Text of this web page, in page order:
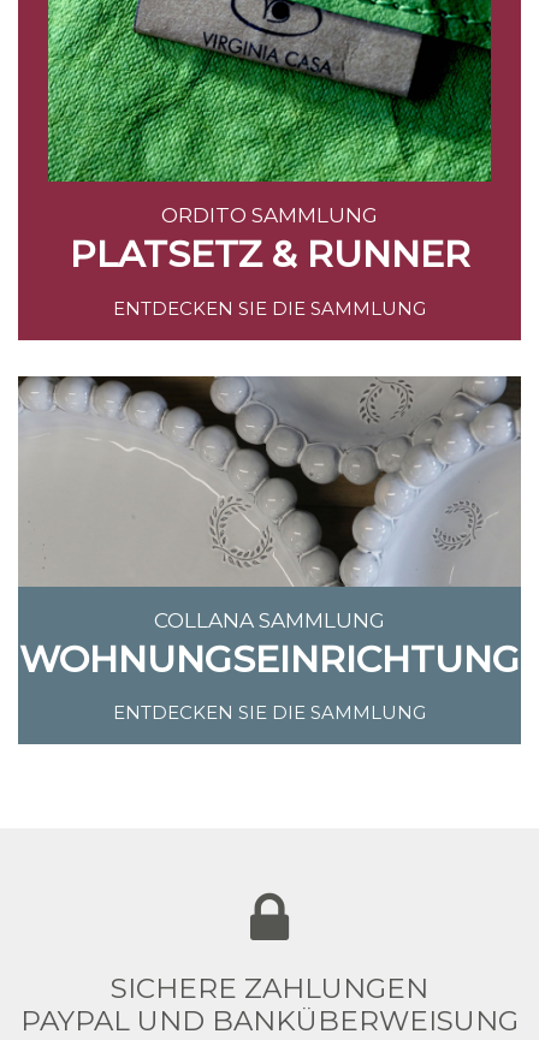
ORDITO SAMMLUNG
PLATSETZ & RUNNER
ENTDECKEN SIE DIE SAMMLUNG
COLLANA SAMMLUNG
WOHNUNGSEINRICHTUNG
ENTDECKEN SIE DIE SAMMLUNG
SICHERE ZAHLUNGEN
PAYPAL UND BANKÜBERWEISUNG